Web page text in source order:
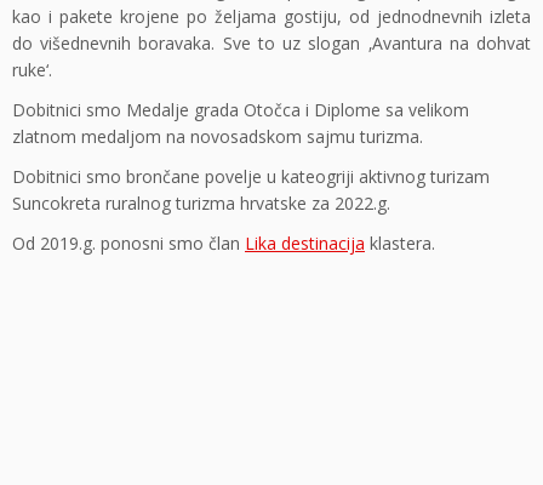
kao i pakete krojene po željama gostiju, od jednodnevnih izleta
do višednevnih boravaka. Sve to uz slogan ‚Avantura na dohvat
ruke‘.
Dobitnici smo Medalje grada Otočca i Diplome sa velikom
zlatnom medaljom na novosadskom sajmu turizma.
Dobitnici smo brončane povelje u kateogriji aktivnog turizam
Suncokreta ruralnog turizma hrvatske za 2022.g.
Od 2019.g. ponosni smo član Lika destinacija klastera.